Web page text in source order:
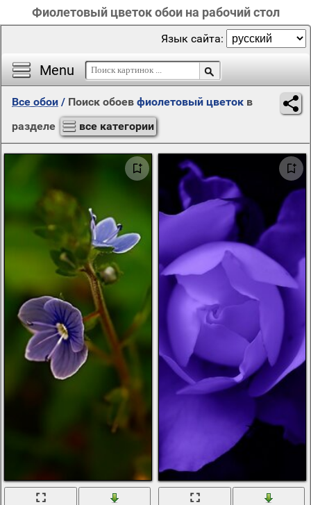
Фиолетовый цветок обои на рабочий стол
Menu
Язык сайта:
Все обои / Поиск обоев фиолетовый цветок в
разделе
все категории